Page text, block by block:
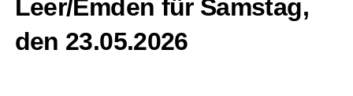
Leer/Emden für Sams­tag,
den 23.05.2026